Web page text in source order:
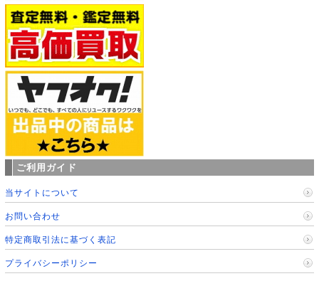
ご利用ガイド
当サイトについて
お問い合わせ
特定商取引法に基づく表記
プライバシーポリシー